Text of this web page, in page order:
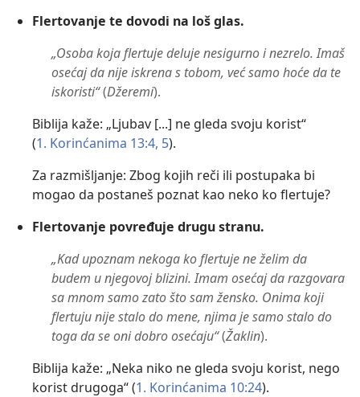
Flertovanje te dovodi na loš glas.
„Osoba koja flertuje deluje nesigurno i nezrelo. Imaš
osećaj da nije iskrena s tobom, već samo hoće da te
iskoristi“(Džeremi).
Biblija kaže: „Ljubav [...] ne gleda svoju korist“
(1. Korinćanima 13:4, 5).
Za razmišljanje: Zbog kojih reči ili postupaka bi
mogao da postaneš poznat kao neko ko flertuje?
Flertovanje povređuje drugu stranu.
„Kad upoznam nekoga ko flertuje ne želim da
budem u njegovoj blizini. Imam osećaj da razgovara
sa mnom samo zato što sam žensko. Onima koji
flertuju nije stalo do mene, njima je samo stalo do
toga da se oni dobro osećaju“(Žaklin).
Biblija kaže: „Neka niko ne gleda svoju korist, nego
korist drugoga“ (1. Korinćanima 10:24).